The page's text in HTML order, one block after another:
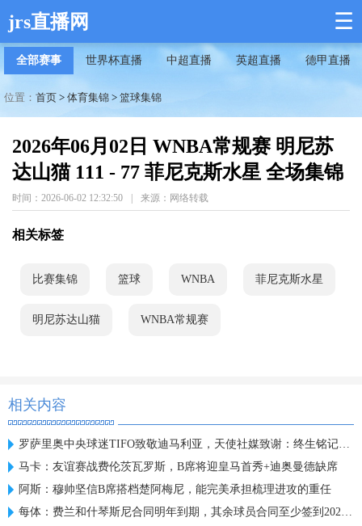
jrs直播网 ☰
全部赛事 世界杯直播 中超直播 英超直播 德甲直播
位置： 首页 > 体育集锦 > 篮球集锦
2026年06月02日 WNBA常规赛 明尼苏
达山猫 111 - 77 菲尼克斯水星 全场集锦
时间：2026-06-02 12:32:50 来源：网络转载
相关标签
比赛集锦 篮球 WNBA 菲尼克斯水星
明尼苏达山猫 WNBA常规赛
相关内容
罗萨里奥中央球迷TIFO致敬迪马利亚，天使社媒致谢：终生铭记于心
马卡：友谊赛战费伦茨瓦罗斯，B席将迎皇马首秀+迪奥曼德缺席
阿斯：穆帅坚信B席搭档楚阿梅尼，能完美承担梳理进攻的重任
每体：费兰和什琴斯尼合同明年到期，其余球员合同至少签到2028年